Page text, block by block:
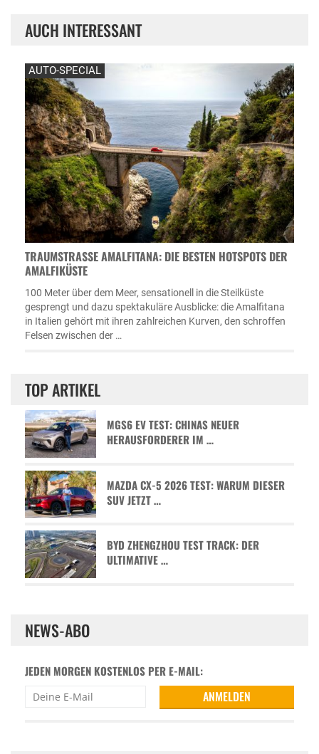
AUCH INTERESSANT
AUTO-SPECIAL
TRAUMSTRASSE AMALFITANA: DIE BESTEN HOTSPOTS DER A
MALFIKÜSTE
100 Meter über dem Meer, sensationell in die Steilküste
gesprengt und dazu spektakuläre Ausblicke: die Amalfitana
in Italien gehört mit ihren zahlreichen Kurven, den schroffen
Felsen zwischen der …
TOP ARTIKEL
MGS6 EV TEST: CHINAS NEUER
HERAUSFORDERER IM …
MAZDA CX-5 2026 TEST: WARUM DIESER
SUV JETZT …
BYD ZHENGZHOU TEST TRACK: DER
ULTIMATIVE …
NEWS-ABO
JEDEN MORGEN KOSTENLOS PER E-MAIL: